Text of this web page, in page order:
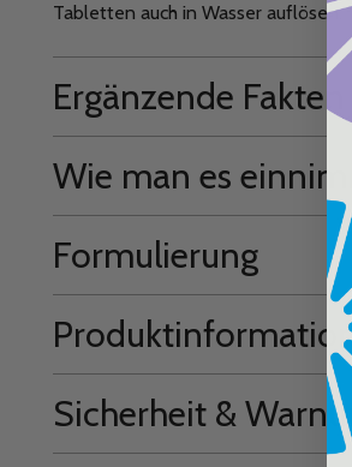
Tabletten auch in Wasser auflösen.
Ergänzende
Wie man es
Formulierung
Sicherheit &